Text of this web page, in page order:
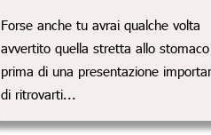
Forse anche tu avrai qualche volta
avvertito quella stretta allo stomaco
prima di una presentazione
di ritrovarti...